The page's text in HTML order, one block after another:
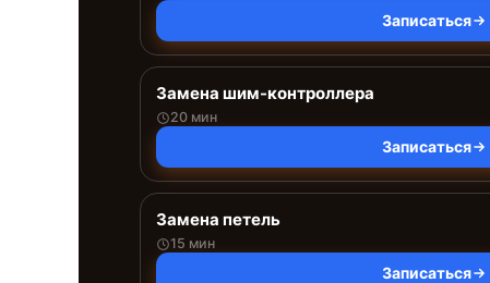
Записаться
Замена шим-контроллера
20 мин
Записаться
Замена петель
15 мин
Записаться